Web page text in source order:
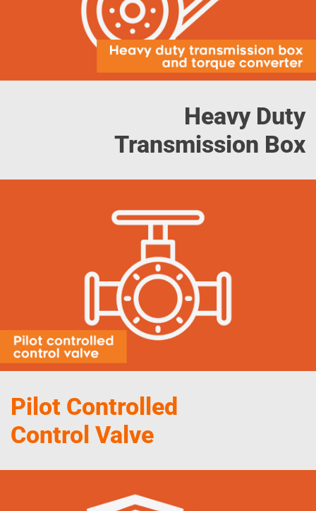
Heavy Duty
Transmission Box
Pilot Controlled
Control Valve